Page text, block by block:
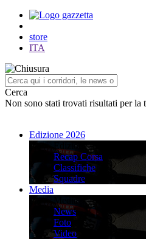
store
ITA
Cerca
Non sono stati trovati risultati per la
Edizione 2026
Edizione 2026
Recap Corsa
Classifiche
Squadre
Media
Media
News
Foto
Video